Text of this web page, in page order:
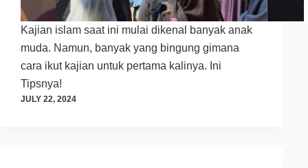
Kajian islam saat ini mulai dikenal banyak anak
muda. Namun, banyak yang bingung gimana
cara ikut kajian untuk pertama kalinya. Ini
Tipsnya!
JULY 22, 2024